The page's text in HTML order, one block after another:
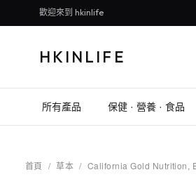
歡迎來到 hkinlife
HKINLIFE
所有產品 保健 · 營養 · 食品
首頁 / 草本 / California Gold Nutrition,